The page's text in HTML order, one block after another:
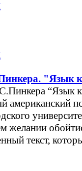
"Язык
“Язык
американский
желании
текст,